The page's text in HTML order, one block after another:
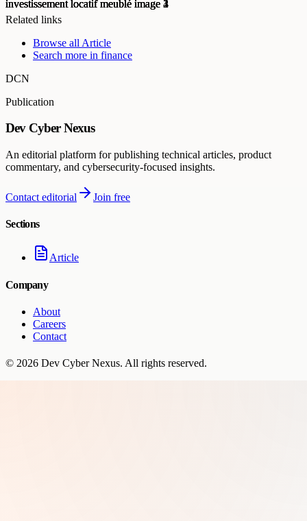
Related links
Browse all Article
Search more in finance
DCN
Publication
Dev Cyber Nexus
An editorial platform for publishing technical articles, product
commentary, and cybersecurity-focused insights.
Contact editorial Join free
Sections
Article
Company
About
Careers
Contact
© 2026 Dev Cyber Nexus. All rights reserved.